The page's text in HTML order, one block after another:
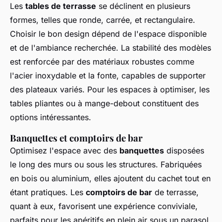
Les tables de terrasse se déclinent en plusieurs
formes, telles que ronde, carrée, et rectangulaire.
Choisir le bon design dépend de l'espace disponible
et de l'ambiance recherchée. La stabilité des modèles
est renforcée par des matériaux robustes comme
l'acier inoxydable et la fonte, capables de supporter
des plateaux variés. Pour les espaces à optimiser, les
tables pliantes ou à mange-debout constituent des
options intéressantes.
Banquettes et comptoirs de bar
Optimisez l'espace avec des banquettes disposées
le long des murs ou sous les structures. Fabriquées
en bois ou aluminium, elles ajoutent du cachet tout en
étant pratiques. Les comptoirs de bar de terrasse,
quant à eux, favorisent une expérience conviviale,
parfaits pour les apéritifs en plein air sous un parasol.